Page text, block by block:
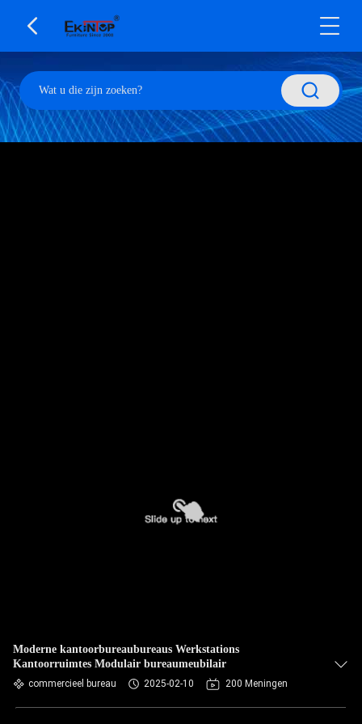
Moderne kantoorbureaubureaus Werkstations
Kantoorruimtes Modulair bureaumeubilair
commercieel bureau 2025-02-10 200 Meningen